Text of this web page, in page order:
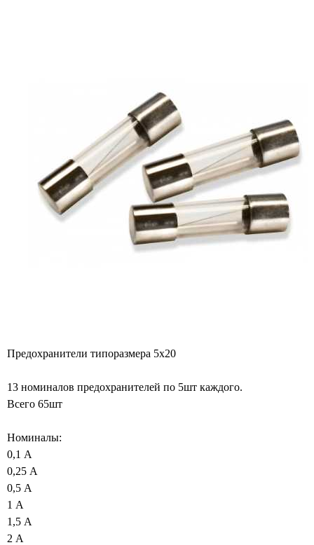
Предохранители типоразмера 5х20
13 номиналов предохранителей по 5шт каждого.
Всего 65шт
Номиналы:
0,1 А
0,25 А
0,5 А
1 А
1,5 А
2 А